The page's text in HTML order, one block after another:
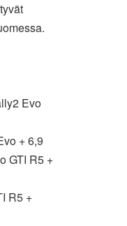
Evo
+ 6,9
GTI R5 +
R5 +